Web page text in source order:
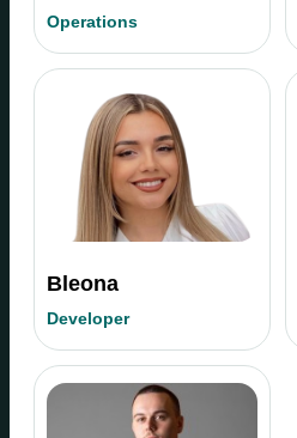
Operations
Bleona
Developer